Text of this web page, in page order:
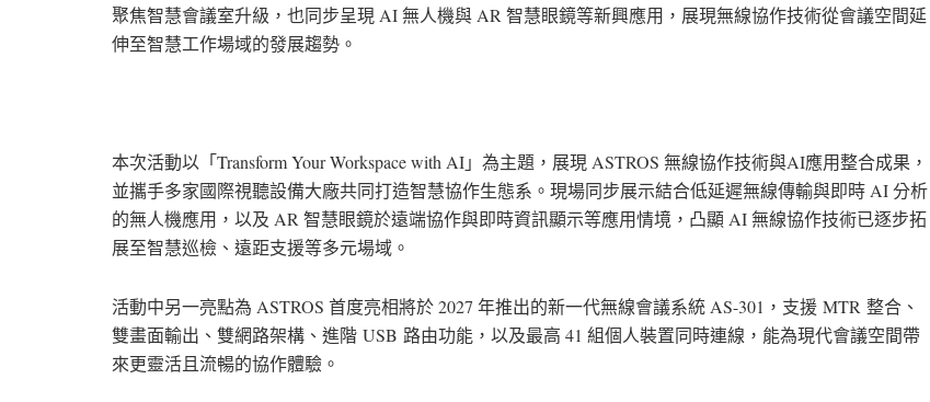
聚焦智慧會議室升級，也同步呈現 AI 無人機與 AR 智慧眼鏡等新興應用，展現無線協作技術從會議空間延
伸至智慧工作場域的發展趨勢。
本次活動以「Transform Your Workspace with AI」為主題，展現 ASTROS 無線協作技術與AI應用整合成果，
並攜手多家國際視聽設備大廠共同打造智慧協作生態系。現場同步展示結合低延遲無線傳輸與即時 AI 分析
的無人機應用，以及 AR 智慧眼鏡於遠端協作與即時資訊顯示等應用情境，凸顯 AI 無線協作技術已逐步拓
展至智慧巡檢、遠距支援等多元場域。
活動中另一亮點為 ASTROS 首度亮相將於 2027 年推出的新一代無線會議系統 AS-301，支援 MTR 整合、
雙畫面輸出、雙網路架構、進階 USB 路由功能，以及最高 41 組個人裝置同時連線，能為現代會議空間帶
來更靈活且流暢的協作體驗。